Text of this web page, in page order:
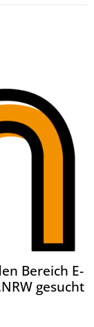
Bereich E-
gesucht